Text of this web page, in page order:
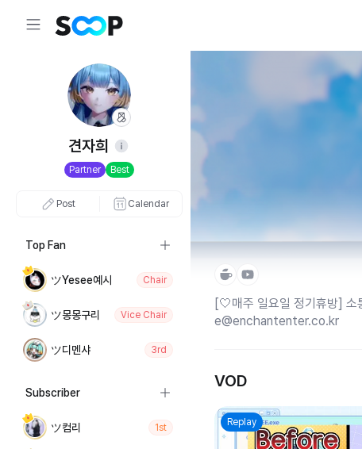
견자희
Partner Best
Post Calendar
Top Fan
ツYesee예시 Chair
ツ몽몽구리 Vice Chair
ツ디멘샤 3rd
Subscriber
ツ컴리 1st
[🤍매주 일요일 정기휴방]
e@enchantenter.co.kr
VOD
Replay